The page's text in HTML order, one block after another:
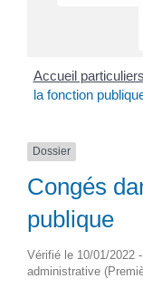
Accueil particuliers
la fonction
Dossier
Congés
publique
Vérifié le 10/01/2022
administrative